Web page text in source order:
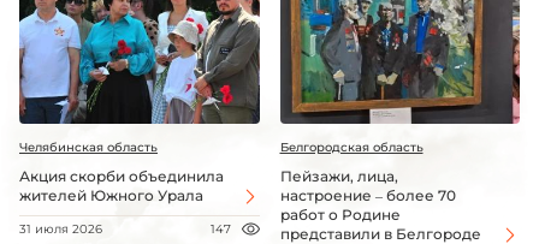
Челябинская область
Акция скорби объединила
жителей Южного Урала
31 июля 2026 147
Белгородская область
Пейзажи, лица,
настроение – более 70
работ о Родине
представили в Белгороде